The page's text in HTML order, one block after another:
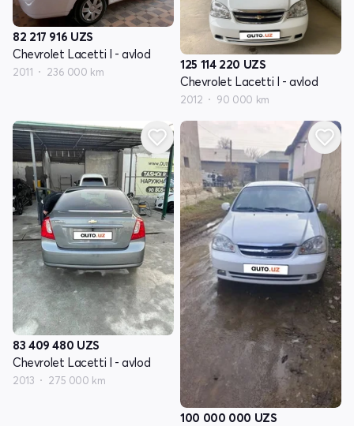
82 217 916 UZS
Chevrolet Lacetti I - avlod
2011 236 000 km
125 114 220 UZS
Chevrolet Lacetti I - avlod
2012 90 000 km
83 409 480 UZS
Chevrolet Lacetti I - avlod
2013 275 000 km
100 000 000 UZS